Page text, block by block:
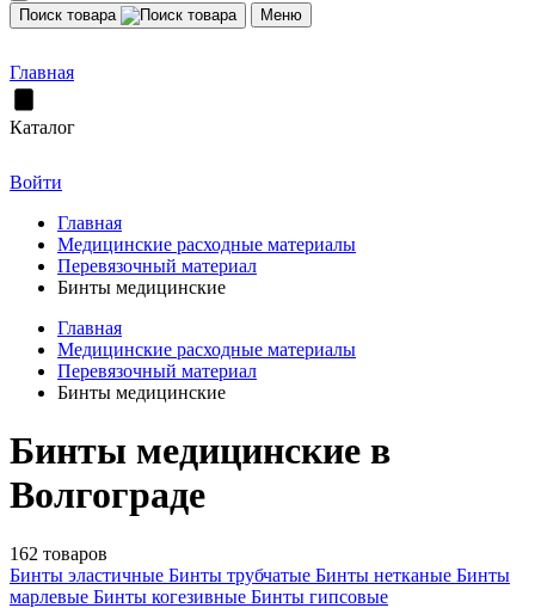
Поиск товара Меню
Главная
Каталог
Войти
Главная
Медицинские расходные материалы
Перевязочный материал
Бинты медицинские
Главная
Медицинские расходные материалы
Перевязочный материал
Бинты медицинские
Бинты медицинские в
Волгограде
162 товаров
Бинты эластичные Бинты трубчатые Бинты нетканые Бинты
марлевые Бинты когезивные Бинты гипсовые